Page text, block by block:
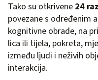
Tako su otkrivene 24
povezane s određenim
kognitivne obrade, na
lica ili tijela, pokreta,
između ljudi i neživih
interakcija.